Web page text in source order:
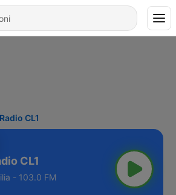
Radio CL1
CL1
- 103.0 FM